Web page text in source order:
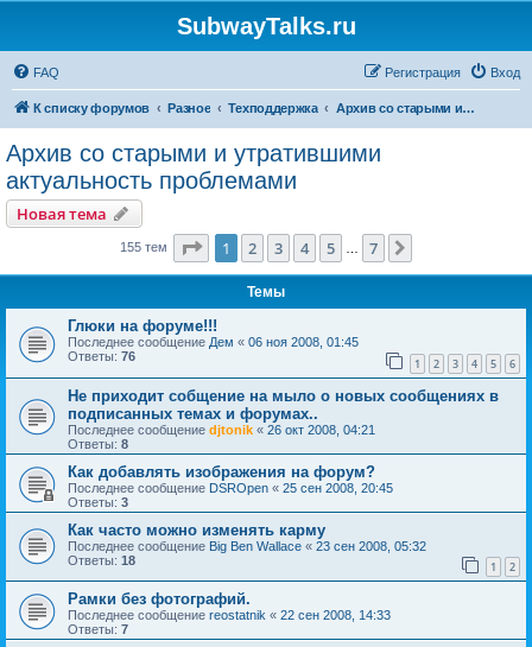
SubwayTalks.ru
FAQ Вход
Регистрация
К списку форумов Разное Техподдержка Архив со старыми и утратившими актуальность проблемами
Архив со старыми и утратившими
актуальность проблемами
Новая тема
155 тем Страница из
1 2 3 4 5 7
Темы
Глюки на форуме!!!
Последнее сообщение Дем « 06 ноя 2008, 01:45
Ответы: 76 1 2 3 4 5 6
Не приходит собщение на мыло о новых сообщениях в
подписанных темах и форумах..
Последнее сообщение djtonik « 26 окт 2008, 04:21
Ответы: 8
Как добавлять изображения на форум?
Последнее сообщение DSROpen « 25 сен 2008, 20:45
Ответы: 3
Как часто можно изменять карму
Последнее сообщение Big Ben Wallace « 23 сен 2008, 05:32
Ответы: 18 1 2
Рамки без фотографий.
Последнее сообщение reostatnik « 22 сен 2008, 14:33
Ответы: 7